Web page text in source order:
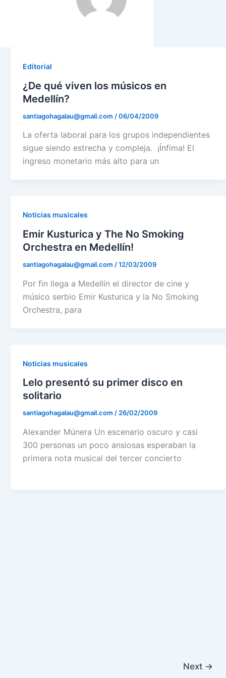
Editorial
¿De qué viven los músicos en
Medellín?
santiagohagalau@gmail.com /06/04/2009
La oferta laboral para los grupos independientes
sigue siendo estrecha y compleja. ¡Ínfima! El
ingreso monetario más alto para un
Noticias musicales
Emir Kusturica y The No Smoking
Orchestra en Medellín!
santiagohagalau@gmail.com /12/03/2009
Por fin llega a Medellín el director de cine y
músico serbio Emir Kusturica y la No Smoking
Orchestra, para
Noticias musicales
Lelo presentó su primer disco en
solitario
santiagohagalau@gmail.com/26/02/2009
Alexander Múnera Un escenario oscuro y casi
300 personas un poco ansiosas esperaban la
primera nota musical del tercer concierto
Next →